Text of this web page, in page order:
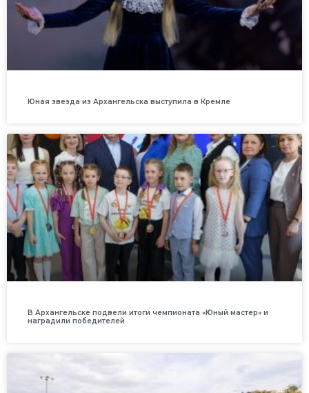
Юная звезда из Архангельска выступила в Кремле
В Архангельске подвели итоги чемпионата «Юный мастер» и
наградили победителей